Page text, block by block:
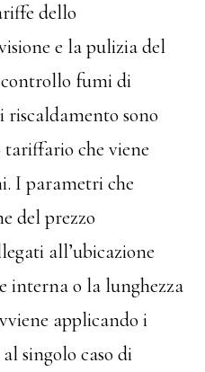
dello
e la pulizia del
fumi di
sono
tariffario che viene
I parametri che
del prezzo
all’ubicazione
interna o la lunghezza
applicando i
singolo caso di